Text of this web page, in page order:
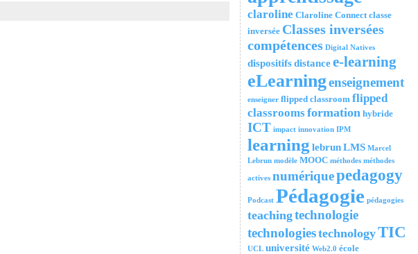
claroline Claroline Connect classe
inversée Classes inversées
compétences Digital Natives
dispositifsdistancee-learning
eLearningenseignement
enseigner flipped classroom flipped
classroomsformation hybride
ICT impact innovation IPM
learning lebrunLMS Marcel
Lebrun modèle MOOC méthodes méthodes
actives numériquepedagogy
Podcast Pédagogie pédagogies
teachingtechnologie
technologiestechnologyTIC
UCL université Web2.0 école